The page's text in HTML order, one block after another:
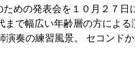
めの発表会を１０月２７日
まで幅広い年齢層の方による
奏の練習風景。 セコンドか